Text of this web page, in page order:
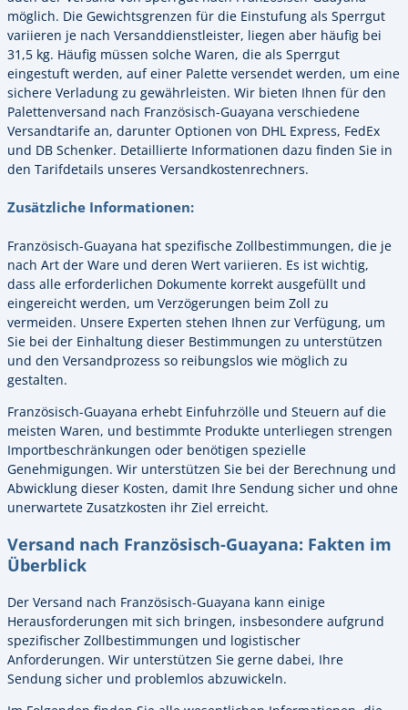
möglich. Die Gewichtsgrenzen für die Einstufung als Sperrgut
variieren je nach Versanddienstleister, liegen aber häufig bei
31,5 kg. Häufig müssen solche Waren, die als Sperrgut
eingestuft werden, auf einer Palette versendet werden, um eine
sichere Verladung zu gewährleisten. Wir bieten Ihnen für den
Palettenversand nach Französisch-Guayana verschiedene
Versandtarife an, darunter Optionen von DHL Express, FedEx
und DB Schenker. Detaillierte Informationen dazu finden Sie in
den Tarifdetails unseres Versandkostenrechners.
Zusätzliche Informationen:
Französisch-Guayana hat spezifische Zollbestimmungen, die je
nach Art der Ware und deren Wert variieren. Es ist wichtig,
dass alle erforderlichen Dokumente korrekt ausgefüllt und
eingereicht werden, um Verzögerungen beim Zoll zu
vermeiden. Unsere Experten stehen Ihnen zur Verfügung, um
Sie bei der Einhaltung dieser Bestimmungen zu unterstützen
und den Versandprozess so reibungslos wie möglich zu
gestalten.
Französisch-Guayana erhebt Einfuhrzölle und Steuern auf die
meisten Waren, und bestimmte Produkte unterliegen strengen
Importbeschränkungen oder benötigen spezielle
Genehmigungen. Wir unterstützen Sie bei der Berechnung und
Abwicklung dieser Kosten, damit Ihre Sendung sicher und ohne
unerwartete Zusatzkosten ihr Ziel erreicht.
Versand nach Französisch-Guayana: Fakten im
Überblick
Der Versand nach Französisch-Guayana kann einige
Herausforderungen mit sich bringen, insbesondere aufgrund
spezifischer Zollbestimmungen und logistischer
Anforderungen. Wir unterstützen Sie gerne dabei, Ihre
Sendung sicher und problemlos abzuwickeln.